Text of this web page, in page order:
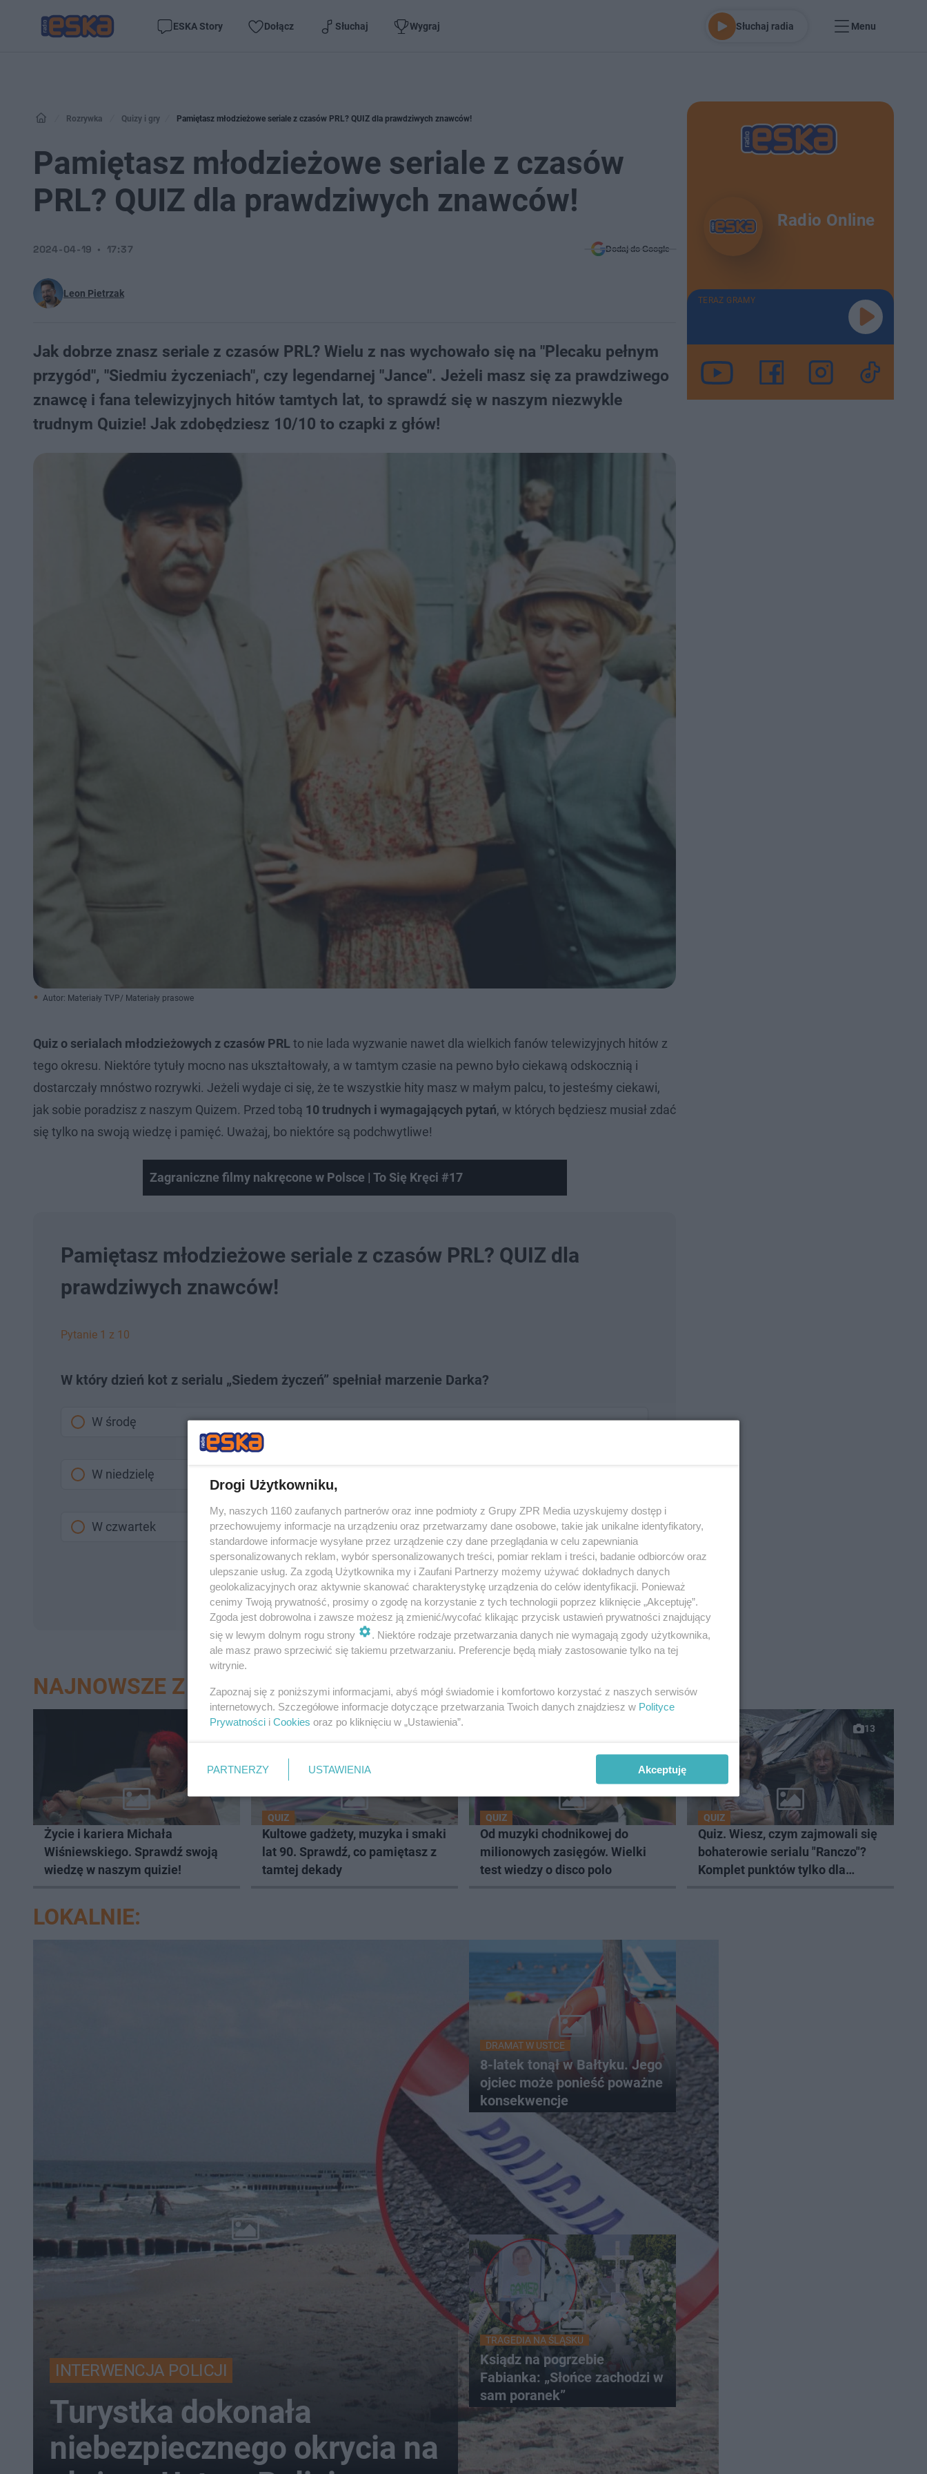
ESKA Story Dołącz Słuchaj Wygraj Słuchaj radia Menu
Rozrywka Quizy i gry Pamiętasz młodzieżowe seriale z czasów PRL? QUIZ dla prawdziwych znawców!
Pamiętasz młodzieżowe seriale z czasów
PRL? QUIZ dla prawdziwych znawców!
Leon Pietrzak
2024-04-19 17:37 Dodaj do Google
Jak dobrze znasz seriale z czasów PRL? Wielu z nas wychowało się na "Plecaku pełnym
przygód", "Siedmiu życzeniach", czy legendarnej "Jance". Jeżeli masz się za prawdziwego
znawcę i fana telewizyjnych hitów tamtych lat, to sprawdź się w naszym niezwykle
trudnym Quizie! Jak zdobędziesz 10/10 to czapki z głów!
Autor: Materiały TVP/ Materiały prasowe
Quiz o serialach młodzieżowych z czasów PRL to nie lada wyzwanie nawet dla wielkich fanów telewizyjnych hitów z
tego okresu. Niektóre tytuły mocno nas ukształtowały, a w tamtym czasie na pewno było ciekawą odskocznią i
dostarczały mnóstwo rozrywki. Jeżeli wydaje ci się, że te wszystkie hity masz w małym palcu, to jesteśmy ciekawi,
jak sobie poradzisz z naszym Quizem. Przed tobą 10 trudnych i wymagających pytań, w których będziesz musiał zdać
się tylko na swoją wiedzę i pamięć. Uważaj, bo niektóre są podchwytliwe!
Zagraniczne filmy nakręcone w Polsce | To Się Kręci #17
Pamiętasz młodzieżowe seriale z czasów PRL? QUIZ dla
prawdziwych znawców!
Pytanie 1 z 10
W który dzień kot z serialu „Siedem życzeń” spełniał marzenie Darka?
W środę
W niedzielę
W czwartek
Następne pytanie
Radio Online
TERAZ GRAMY
NAJNOWSZE Z DZIAŁU QUIZY I GRY
Życie i kariera Michała
Wiśniewskiego. Sprawdź swoją
wiedzę w naszym quizie!
QUIZ
Kultowe gadżety, muzyka i smaki
lat 90. Sprawdź, co pamiętasz z
tamtej dekady
QUIZ
Od muzyki chodnikowej do
milionowych zasięgów. Wielki
test wiedzy o disco polo
13
QUIZ
Quiz. Wiesz, czym zajmowali się
bohaterowie serialu "Ranczo"?
Komplet punktów tylko dla
LOKALNIE:
INTERWENCJA POLICJI
Turystka dokonała
niebezpiecznego okrycia na
DRAMAT W USTCE
8-latek tonął w Bałtyku. Jego
ojciec może ponieść poważne
konsekwencje
TRAGEDIA NA ŚLĄSKU
Ksiądz na pogrzebie
Fabianka: „Słońce zachodzi w
sam poranek”
Drogi Użytkowniku,
My, naszych 1160 zaufanych partnerów oraz inne podmioty z Grupy ZPR Media uzyskujemy dostęp i
przechowujemy informacje na urządzeniu oraz przetwarzamy dane osobowe, takie jak unikalne identyfikatory,
standardowe informacje wysyłane przez urządzenie czy dane przeglądania w celu zapewniania
spersonalizowanych reklam, wybór spersonalizowanych treści, pomiar reklam i treści, badanie odbiorców oraz
ulepszanie usług. Za zgodą Użytkownika my i Zaufani Partnerzy możemy używać dokładnych danych
geolokalizacyjnych oraz aktywnie skanować charakterystykę urządzenia do celów identyfikacji. Ponieważ
cenimy Twoją prywatność, prosimy o zgodę na korzystanie z tych technologii poprzez kliknięcie „Akceptuję”.
Zgoda jest dobrowolna i zawsze możesz ją zmienić/wycofać klikając przycisk ustawień prywatności znajdujący
się w lewym dolnym rogu strony
. Niektóre rodzaje przetwarzania danych nie wymagają zgody użytkownika,
ale masz prawo sprzeciwić się takiemu przetwarzaniu. Preferencje będą miały zastosowanie tylko na tej
witrynie.
Zapoznaj się z poniższymi informacjami, abyś mógł świadomie i komfortowo korzystać z naszych serwisów
internetowych. Szczegółowe informacje dotyczące przetwarzania Twoich danych znajdziesz w Polityce
Prywatności i Cookies oraz po kliknięciu w „Ustawienia”.
PARTNERZY USTAWIENIA Akceptuję